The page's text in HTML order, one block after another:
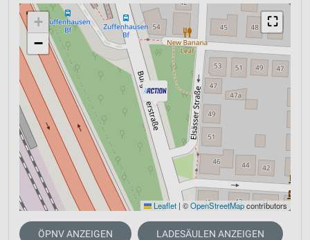
⛶
+
−
Leaflet | ©OpenStreetMapcontributors
ÖPNV ANZEIGEN LADESÄULEN ANZEIGEN